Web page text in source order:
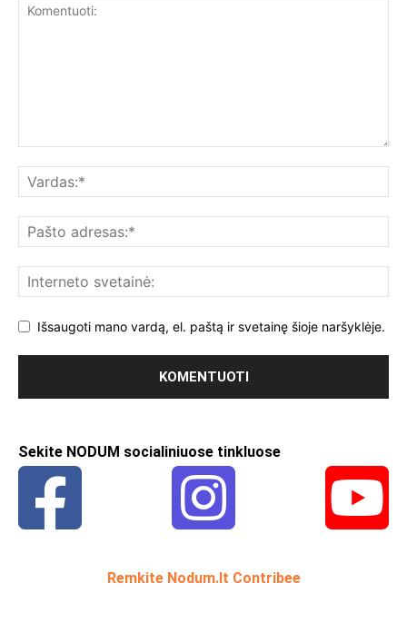
Išsaugoti mano vardą, el. paštą ir svetainę šioje naršyklėje.
Sekite NODUM socialiniuose tinkluose
Remkite Nodum.lt Contribee